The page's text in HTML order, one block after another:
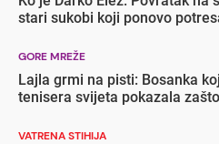
stari sukobi koji ponovo
GORE MREŽE
Lajla grmi na pisti: Bosanka
tenisera svijeta pokazala
VATRENA STIHIJA